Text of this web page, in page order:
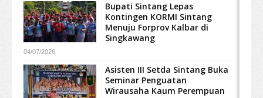
Bupati Sintang Lepas
Kontingen KORMI Sintang
Menuju Forprov Kalbar di
Singkawang
04/07/2026
Asisten III Setda Sintang Buka
Seminar Penguatan
Wirausaha Kaum Perempuan